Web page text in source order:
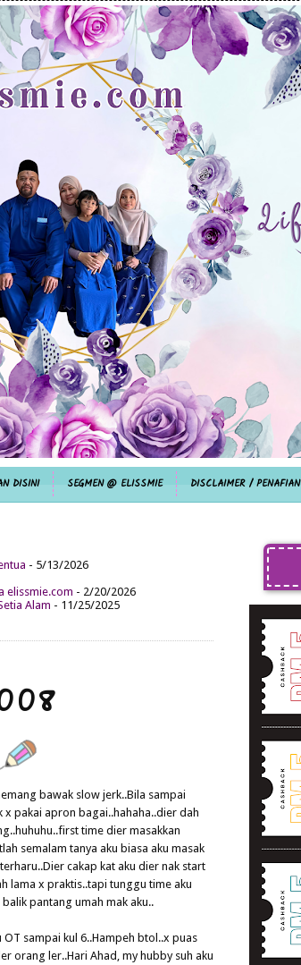
DISINI SEGMEN @ ELISSMIE DISCLAIMER / PENAFIAN
- 5/13/2026
elissmie.com - 2/20/2026
Alam - 11/25/2025
bawak slow jerk..Bila sampai
x pakai apron bagai..hahaha..dier dah
time dier masakkan
semalam tanya aku biasa aku masak
cakap kat aku dier nak start
lama x praktis..tapi tunggu time aku
pantang umah mak aku..
sampai kul 6..Hampeh btol..x puas
orang ler..Hari Ahad, my hubby suh aku